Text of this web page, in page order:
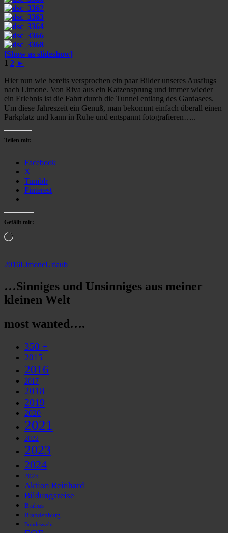
[Show as slideshow]
1 2 ►
Hier nun wie bereits versprochen ein paar Bilder unseres Ausflugs
nach Limone. Von Riva aus ein Katzensprung und immer wieder
ein Erlebnis ist die Fahrt durch die Tunnel entlang des Gardasees.
Um diese Jahreszeit ein Genuß, man bekommt einfach überall einen
Parkplatz und kann in Ruhe und entspannt fotografieren…..
Teilen mit:
Facebook
X
Tumblr
Pinterest
Gefällt mir:
Wird
2016LimoneUrlaub
…Sinniges und Unsinniges aus meiner
kleinen Welt
most wanted….
350 +
2015
2016
2017
2018
2019
2020
2021
2022
2023
2024
2025
Aktion Reinhard
Bildungsreise
Brabus
Brandenburg
Bundeswehr